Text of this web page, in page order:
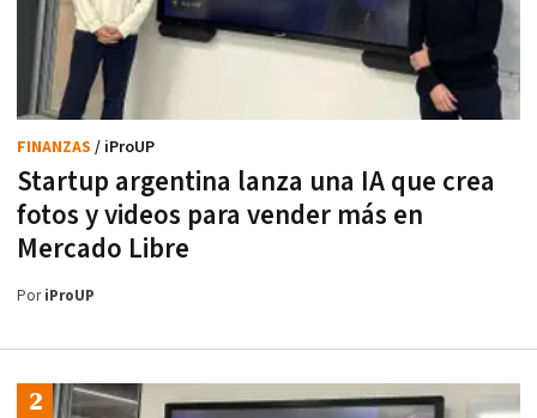
Startup argentina lanza una IA que crea
fotos y videos para vender más en
Mercado Libre
FINANZAS / iProUP
PoriProUP